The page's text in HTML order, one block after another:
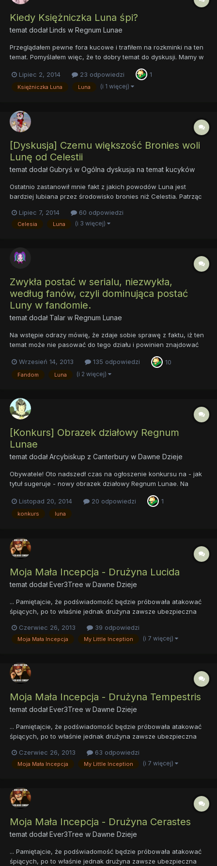
Kiedy Księżniczka Luna śpi?
temat dodałLinds w Regnum Lunae
Przeglądałem pewne fora kucowe i trafiłem na rozkminki na ten
temat. Pomyślałem więc, że to dobry temat do dyskusji. Mamy w
warta nocna przed ślubem Kredensu i Świecącej się Tarczy. A to
rozmowy z Celestią o Kryształowym Imper...
Lipiec 2, 2014 23 odpowiedzi 1
Księżniczka Luna Luna (i 1 więcej)
[Dyskusja] Czemu większość Bronies woli
Lunę od Celestii
temat dodałGubryś w Ogólna dyskusja na temat kucyków
Ostatnio zastanowił mnie fakt z jakich powodów Luna jest
bardziej lubiana przez środowisko bronies niż Celestia. Patrząc
jest mniej. między innymi Ja, azbest i kilka innych osób. Ale jaki
jest tego powód? Mam też teorie, że upodobanie do...
Lipiec 7, 2014 60 odpowiedzi
Celesia Luna (i 3 więcej)
Zwykła postać w serialu, niezwykła,
według fanów, czyli dominująca postać
Luny w fandomie.
temat dodał Talar w Regnum Lunae
Na wstępie odrazy mówię, że zdaje sobie sprawę z faktu, iż ten
temat może nie pasować do tego działu i powinien znajdować
czego chcieć nie chcą. Chciałbym tutaj poruszyć kwestie, która
od dłuższego mocno mnie intryguje, a mianowicie po...
Wrzesień 14, 2013 135 odpowiedzi 10
Fandom Luna (i 2 więcej)
[Konkurs] Obrazek działowy Regnum
Lunae
temat dodałArcybiskup z Canterbury w Dawne Dzieje
Obywatele! Oto nadszedł czas na ogłoszenie konkursu na - jak
tytuł sugeruje - nowy obrazek działowy Regnum Lunae. Na
grafice znajdować się ma Księżniczka Luna, Nightmare Moon, a
jeśli znajdą się na niej obie - to jeszcze lepiej. Oprócz tego nick
Wielkiego Avatara (ArjenNightŁuska), avatara (Ok...
Listopad 20, 2014 20 odpowiedzi 1
konkurs luna
Moja Mała Incepcja - Drużyna Lucida
temat dodałEver3Tree w Dawne Dzieje
... Pamiętajcie, że podświadomość będzie próbowała atakować
śpiących, po to właśnie jednak drużyna zawsze ubezpieczna
was zawirował i wkrótce przemienił się w świecący tysiącami
gwiazd wir... Słowa Księżniczki Luny ledwo docierał...
Czerwiec 26, 2013 39 odpowiedzi
Moja Mała Incepcja My Little Inception (i 7 więcej)
Moja Mała Incepcja - Drużyna Tempestris
temat dodałEver3Tree w Dawne Dzieje
... Pamiętajcie, że podświadomość będzie próbowała atakować
śpiących, po to właśnie jednak drużyna zawsze ubezpieczna
was zawirował i wkrótce przemienił się w świecący tysiącami
gwiazd wir... Słowa Księżniczki Luny ledwo docierał...
Czerwiec 26, 2013 63 odpowiedzi
Moja Mała Incepcja My Little Inception (i 7 więcej)
Moja Mała Incepcja - Drużyna Cerastes
temat dodałEver3Tree w Dawne Dzieje
... Pamiętajcie, że podświadomość będzie próbowała atakować
śpiących, po to właśnie jednak drużyna zawsze ubezpieczna